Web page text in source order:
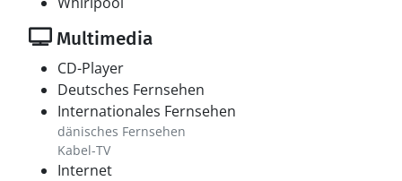
Multimedia
CD-Player
Deutsches Fernsehen
Internationales Fernsehen
dänisches Fernsehen
Kabel-TV
Internet